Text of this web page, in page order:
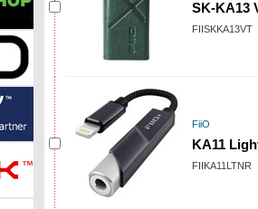
SK-KA13
FIISKKA13VT
FiiO
KA11
FIIKA11LTNR